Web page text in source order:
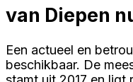
van Diepen
Een actueel en
beschikbaar. De